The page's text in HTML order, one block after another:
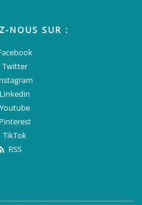
NOUS SUR :
Twitter
Linkedin
Youtube
Pinterest
TikTok
RSS